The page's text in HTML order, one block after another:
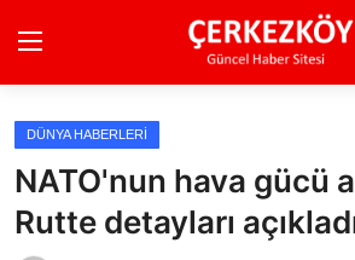
Ana Sayfa
Son Dakika
DÜNYA HABERLERI
NATO'nun hava gücü
Rutte detayları